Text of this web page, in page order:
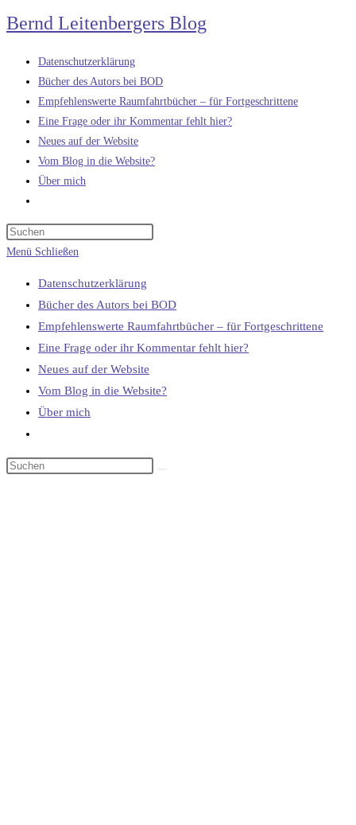
Zum
Inhalt
springen
Bernd Leitenbergers Blog
Datenschutzerklärung
Bücher des Autors bei BOD
Empfehlenswerte Raumfahrtbücher – für Fortgeschrittene
Eine Frage oder ihr Kommentar fehlt hier?
Neues auf der Website
Vom Blog in die Website?
Über mich
umschalten
Menü Schließen
Datenschutzerklärung
Bücher des Autors bei BOD
Empfehlenswerte Raumfahrtbücher – für Fortgeschrittene
Eine Frage oder ihr Kommentar fehlt hier?
Neues auf der Website
Vom Blog in die Website?
Über mich
umschalten